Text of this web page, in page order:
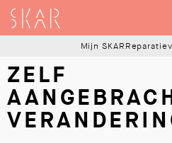
SKAR
Mijn SKAR
ZELF